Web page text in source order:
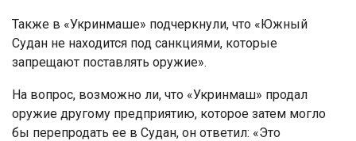
Также в «Укринмаше» подчеркнули, что «Южный
Судан не находится под санкциями, которые
запрещают поставлять оружие».
На вопрос, возможно ли, что «Укринмаш» продал
оружие другому предприятию, которое затем могло
бы перепродать ее в Судан, он ответил: «Это